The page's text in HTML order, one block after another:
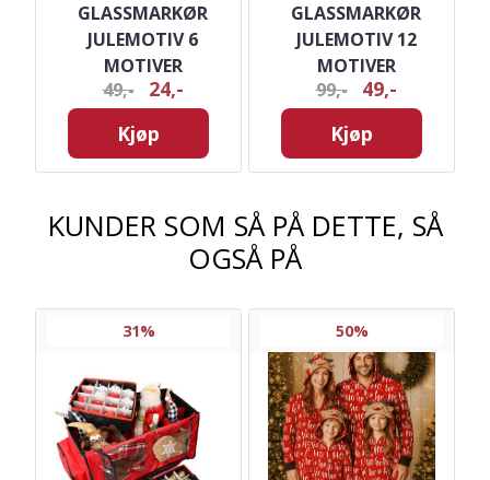
GLASSMARKØR
JULEMOTIV 6
MOTIVER
49,-
24,-
Kjøp
GLASSMARKØR
JULEMOTIV 12
MOTIVER
99,-
49,-
Kjøp
KUNDER SOM SÅ PÅ DETTE, SÅ
OGSÅ PÅ
31% 50%